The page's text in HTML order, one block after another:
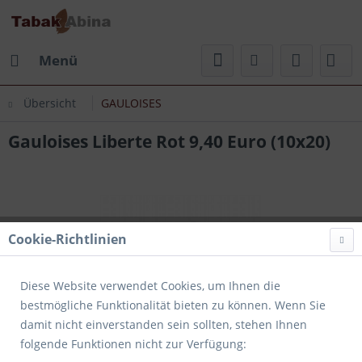
Menü
Übersicht GAULOISES
Gauloises Liberte Rot 9,40 Euro (10x20)
Cookie-Richtlinien
Diese Website verwendet Cookies, um Ihnen die
bestmögliche Funktionalität bieten zu können. Wenn Sie
damit nicht einverstanden sein sollten, stehen Ihnen
folgende Funktionen nicht zur Verfügung: